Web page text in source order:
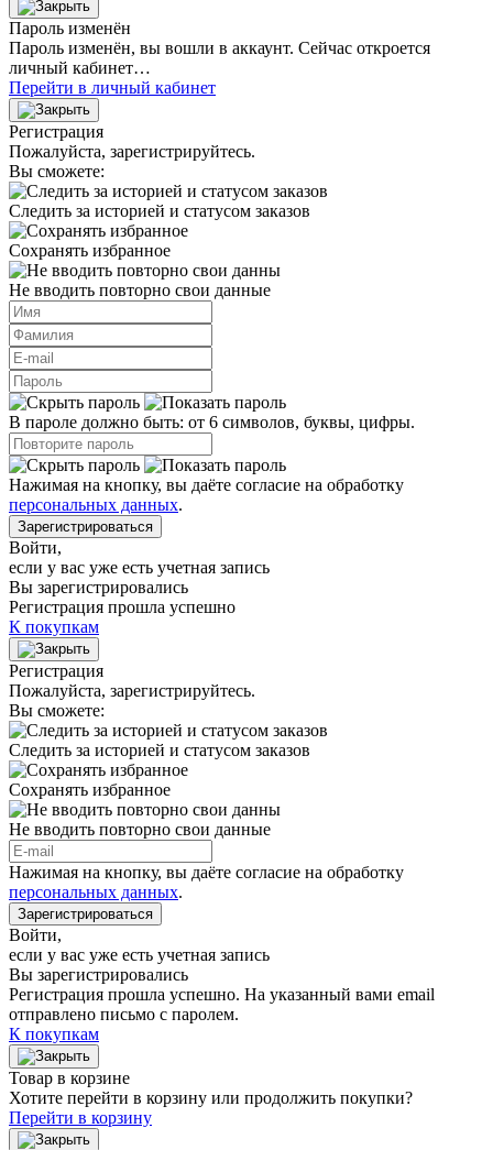
Пароль изменён
Пароль изменён, вы вошли в аккаунт. Сейчас откроется
личный кабинет…
Перейти в личный кабинет
Регистрация
Пожалуйста, зарегистрируйтесь.
Вы сможете:
Следить за историей и статусом заказов
Сохранять избранное
Не вводить повторно свои данные
В пароле должно быть: от 6 символов, буквы, цифры.
Нажимая на кнопку, вы даёте согласие на обработку
персональных данных.
Зарегистрироваться
Войти,
если у вас уже есть учетная запись
Вы зарегистрировались
Регистрация прошла успешно
К покупкам
Регистрация
Пожалуйста, зарегистрируйтесь.
Вы сможете:
Следить за историей и статусом заказов
Сохранять избранное
Не вводить повторно свои данные
Нажимая на кнопку, вы даёте согласие на обработку
персональных данных.
Зарегистрироваться
Войти,
если у вас уже есть учетная запись
Вы зарегистрировались
Регистрация прошла успешно. На указанный вами email
отправлено письмо с паролем.
К покупкам
Товар в корзине
Хотите перейти в корзину или продолжить покупки?
Перейти в корзину